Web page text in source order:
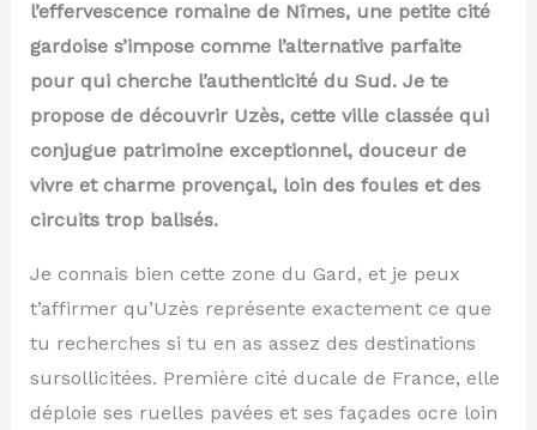
l’effervescence romaine de Nîmes, une petite cité
gardoise s’impose comme l’alternative parfaite
pour qui cherche l’authenticité du Sud. Je te
propose de découvrir Uzès, cette ville classée qui
conjugue patrimoine exceptionnel, douceur de
vivre et charme provençal, loin des foules et des
circuits trop balisés.
Je connais bien cette zone du Gard, et je peux
t’affirmer qu’Uzès représente exactement ce que
tu recherches si tu en as assez des destinations
sursollicitées. Première cité ducale de France, elle
déploie ses ruelles pavées et ses façades ocre loin